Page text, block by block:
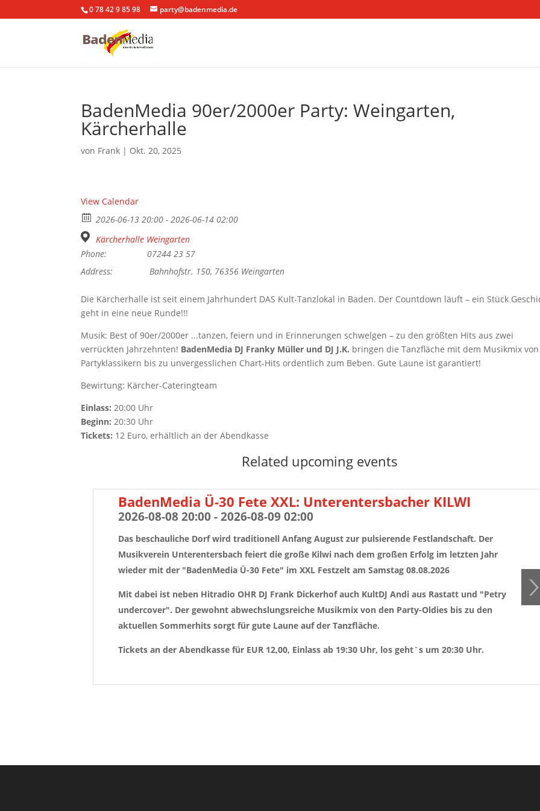
0 78 42 9 85 98 party@badenmedia.de
BadenMedia 90er/2000er Party: Weingarten,
Kärcherhalle
von Frank | Okt. 20, 2025
View Calendar
2026-06-13 20:00 - 2026-06-14 02:00
Kärcherhalle Weingarten
Phone:
07244 23 57
Address:
Bahnhofstr. 150, 76356 Weingarten
Die Kärcherhalle ist seit einem Jahrhundert DAS Kult-Tanzlokal in Baden. Der Countdown läuft – ein Stück
geht in eine neue Runde!!!
Musik: Best of 90er/2000er ...tanzen, feiern und in Erinnerungen schwelgen – zu den größten Hits aus zwei
verrückten Jahrzehnten! BadenMedia DJ Franky Müller und DJ J.K. bringen die Tanzfläche mit dem Musikmix von
Partyklassikern bis zu unvergesslichen Chart-Hits ordentlich zum Beben. Gute Laune ist garantiert!
Bewirtung: Kärcher-Cateringteam
Einlass: 20:00 Uhr
Beginn: 20:30 Uhr
Tickets: 12 Euro, erhältlich an der Abendkasse
Related upcoming events
BadenMedia Ü-30 Fete XXL: Unterentersbacher KILWI
2026-08-08 20:00 - 2026-08-09 02:00
Das beschauliche Dorf wird traditionell Anfang August zur pulsierende Festlandschaft. Der
Musikverein Unterentersbach feiert die große Kilwi nach dem großen Erfolg im letzten Jahr
wieder mit der "BadenMedia Ü-30 Fete" im XXL Festzelt am Samstag 08.08.2026
Mit dabei ist neben Hitradio OHR DJ Frank Dickerhof auch KultDJ Andi aus Rastatt und "Petry
undercover". Der gewohnt abwechslungsreiche Musikmix von den Party-Oldies bis zu den
aktuellen Sommerhits sorgt für gute Laune auf der Tanzfläche.
Tickets an der Abendkasse für EUR 12,00, Einlass ab 19:30 Uhr, los geht`s um 20:30 Uhr.